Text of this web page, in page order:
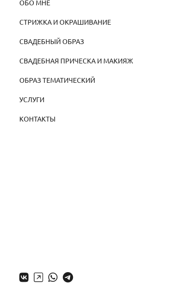
ОБО МНЕ
СТРИЖКА И ОКРАШИВАНИЕ
СВАДЕБНЫЙ ОБРАЗ
СВАДЕБНАЯ ПРИЧЕСКА И МАКИЯЖ
ОБРАЗ ТЕМАТИЧЕСКИЙ
УСЛУГИ
КОНТАКТЫ